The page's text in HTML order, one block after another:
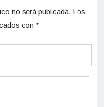
no será publicada. Los
con *